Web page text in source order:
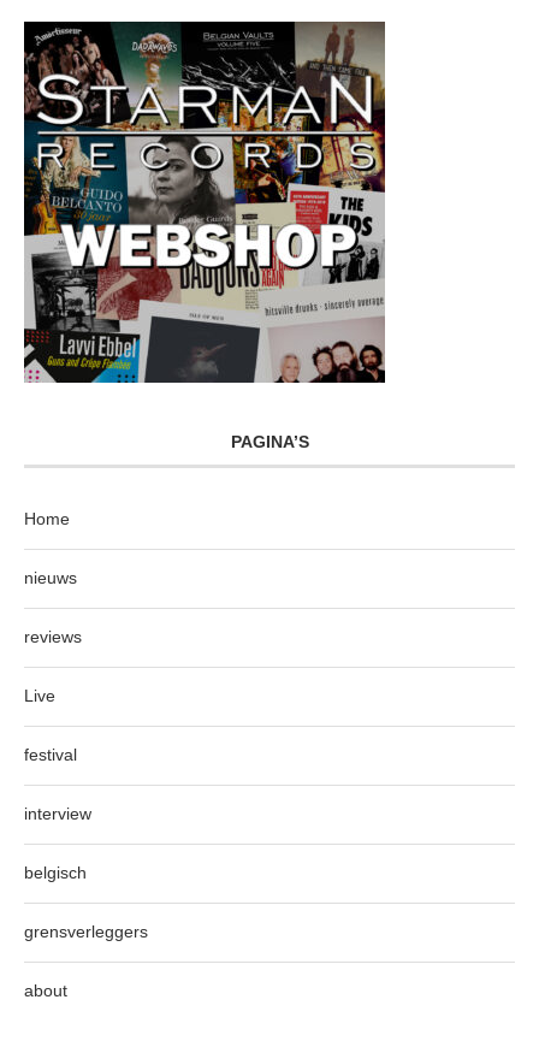
PAGINA’S
Home
nieuws
reviews
Live
festival
interview
belgisch
grensverleggers
about